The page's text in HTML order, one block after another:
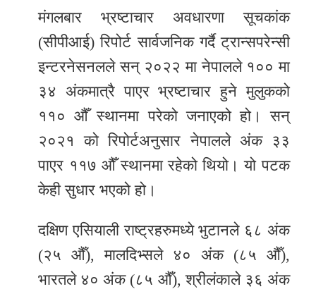
समाचार
Preeti
unicode
स्थानीय
English
मंगलबार भ्रष्टाचार अवधारणा सूचकांक
(सीपीआई) रिपोर्ट सार्वजनिक गर्दै ट्रान्सपरेन्सी
इन्टरनेसनलले सन् २०२२ मा नेपालले १०० मा
३४ अंकमात्रै पाएर भ्रष्टाचार हुने मुलुकको
११० औँ स्थानमा परेको जनाएको हो। सन्
२०२१ को रिपोर्टअनुसार नेपालले अंक ३३
पाएर ११७ औँ स्थानमा रहेको थियो। यो पटक
केही सुधार भएको हो।
दक्षिण एसियाली राष्ट्रहरुमध्ये भुटानले ६८ अंक
(२५ औँ), मालदिभ्सले ४० अंक (८५ औँ),
भारतले ४० अंक (८५ औँ), श्रीलंकाले ३६ अंक